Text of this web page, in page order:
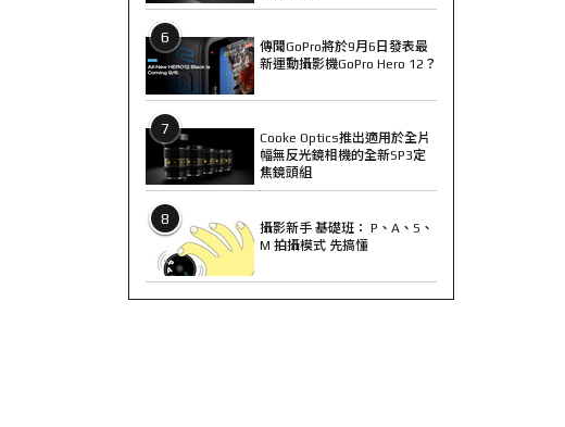
6
傳聞GoPro將於9月6日發表最
新運動攝影機GoPro Hero 12？
7
Cooke Optics推出適用於全片
幅無反光鏡相機的全新SP3定
焦鏡頭組
8
攝影新手 基礎班： P、A、S、
M 拍攝模式 先搞懂